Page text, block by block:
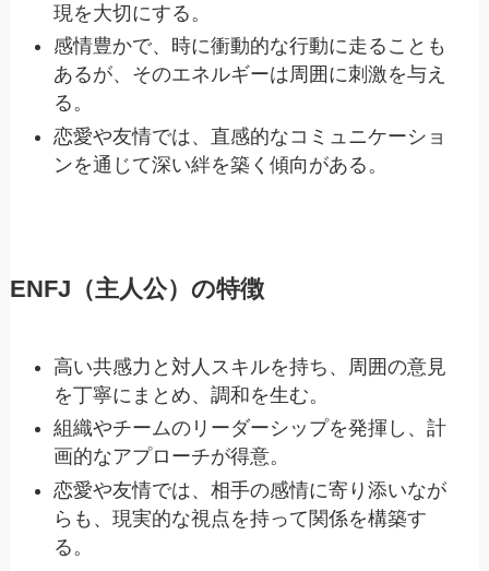
現を大切にする。
感情豊かで、時に衝動的な行動に走ることも
あるが、そのエネルギーは周囲に刺激を与え
る。
恋愛や友情では、直感的なコミュニケーショ
ンを通じて深い絆を築く傾向がある。
ENFJ（主人公）の特徴
高い共感力と対人スキルを持ち、周囲の意見
を丁寧にまとめ、調和を生む。
組織やチームのリーダーシップを発揮し、計
画的なアプローチが得意。
恋愛や友情では、相手の感情に寄り添いなが
らも、現実的な視点を持って関係を構築す
る。